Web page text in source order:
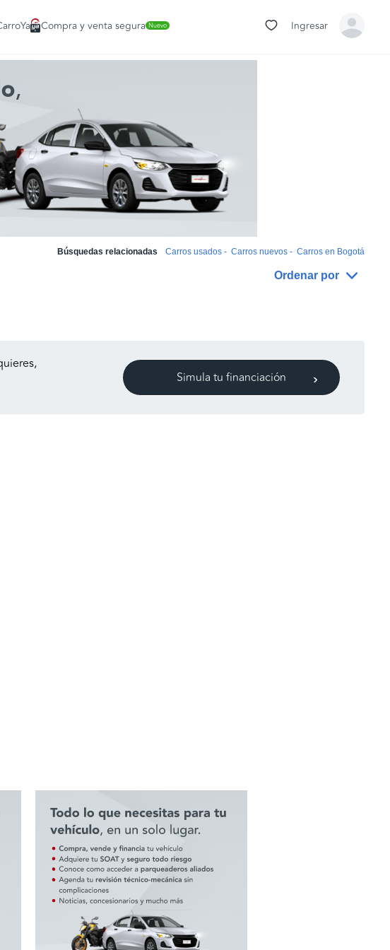
Compra y venta segura Nuevo Ingresar
Búsquedas relacionadas Carros usados - Carros nuevos - Carros en Bogotá
Ordenar por
Simula tu financiación